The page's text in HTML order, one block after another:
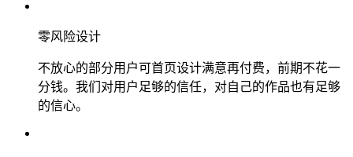
零风险设计
不放心的部分用户可首页设计满意再付费，前期不花一
分钱。我们对用户足够的信任，对自己的作品也有足够
的信心。